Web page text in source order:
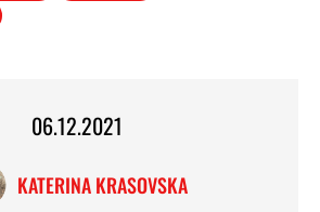
06.12.2021
KATERINA KRASOVSKA